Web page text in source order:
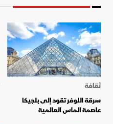
ثقافة
سرقة اللوفر تقود إلى بلجيكا
عاصمة الماس العالمية